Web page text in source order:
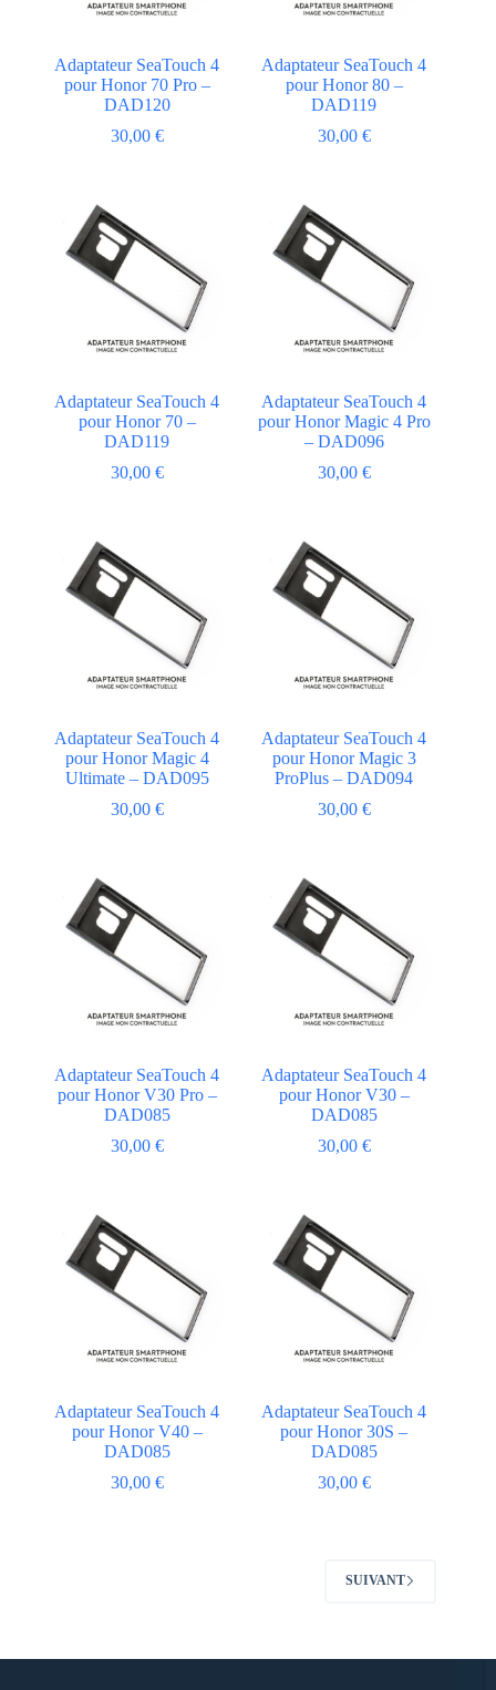
Adaptateur SeaTouch 4
pour Honor 70 Pro –
DAD120
30,00 €
Adaptateur SeaTouch 4
pour Honor 80 –
DAD119
30,00 €
Adaptateur SeaTouch 4
pour Honor 70 –
DAD119
30,00 €
Adaptateur SeaTouch 4
pour Honor Magic 4 Pro
– DAD096
30,00 €
Adaptateur SeaTouch 4
pour Honor Magic 4
Ultimate – DAD095
30,00 €
Adaptateur SeaTouch 4
pour Honor Magic 3
ProPlus – DAD094
30,00 €
Adaptateur SeaTouch 4
pour Honor V30 Pro –
DAD085
30,00 €
Adaptateur SeaTouch 4
pour Honor V30 –
DAD085
30,00 €
Adaptateur SeaTouch 4
pour Honor V40 –
DAD085
30,00 €
Adaptateur SeaTouch 4
pour Honor 30S –
DAD085
30,00 €
SUIVANT